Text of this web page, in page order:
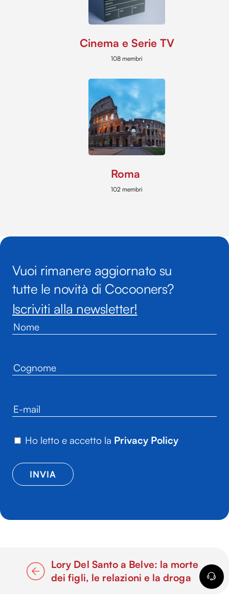
Cinema e Serie TV
108 membri
Roma
102 membri
Vuoi rimanere aggiornato su
tutte le novità di Cocooners?
Iscriviti alla newsletter!
Ho letto e accetto la Privacy Policy
Lory Del Santo a Belve: la morte
dei figli, le relazioni e la droga